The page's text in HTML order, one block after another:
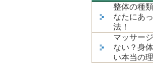
整体の種
なたにあ
法！
マッサー
ない？身
い本当の